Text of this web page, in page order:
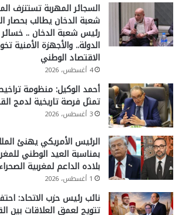
السجائر المهربة تستنزف
شعبة الدخان يطالب بحصار
رئيس شعبة الدخان .. خسائر
الدولة.. والأجهزة الأمنية
الاقتصاد الوطني
4 أغسطس، 2026
أحمد الوكيل: منظومة
تمثل فرصة تاريخية لدمج
3 أغسطس، 2026
الرئيس الأمريكي يهنئ
بمناسبة العيد الوطني
بلاده الداعم لمغربية الصحراء
1 أغسطس، 2026
نائب رئيس حزب الاتحاد:
تتويج لعمق العلاقات بين